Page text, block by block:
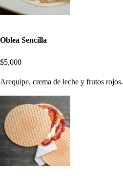
Oblea Sencilla
$5,000
Arequipe, crema de leche y frutos rojos.